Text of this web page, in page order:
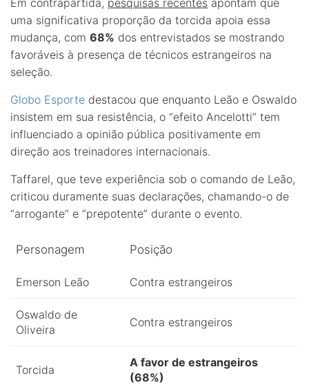
uma significativa proporção da torcida apoia essa
mudança, com 68% dos entrevistados se mostrando
favoráveis à presença de técnicos estrangeiros na
seleção.
Globo Esporte destacou que enquanto Leão e Oswaldo
insistem em sua resistência, o “efeito Ancelotti” tem
influenciado a opinião pública positivamente em
direção aos treinadores internacionais.
Taffarel, que teve experiência sob o comando de Leão,
criticou duramente suas declarações, chamando-o de
“arrogante” e “prepotente” durante o evento.
Personagem Posição
Emerson Leão Contra estrangeiros
Oswaldo de
Oliveira
Contra estrangeiros
Torcida
A favor de estrangeiros
(68%)